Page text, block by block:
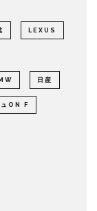
LEXUS
日産
ON F